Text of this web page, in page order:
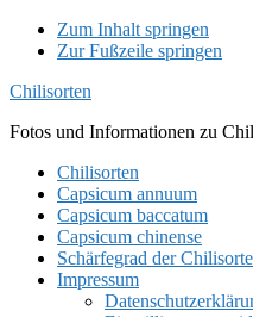
Zum Inhalt springen
Zur Fußzeile springen
Chilisorten
Fotos und Informationen zu
Chilisorten
Capsicum annuum
Capsicum baccatum
Capsicum chinense
Schärfegrad der
Impressum